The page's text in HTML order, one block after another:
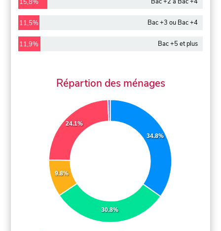
15,8%
11,5% Bac +3 ou Bac +4
11,9% Bac +5 et plus
Répartion des ménages
34.8%
30.8%
9.8%
24.1%